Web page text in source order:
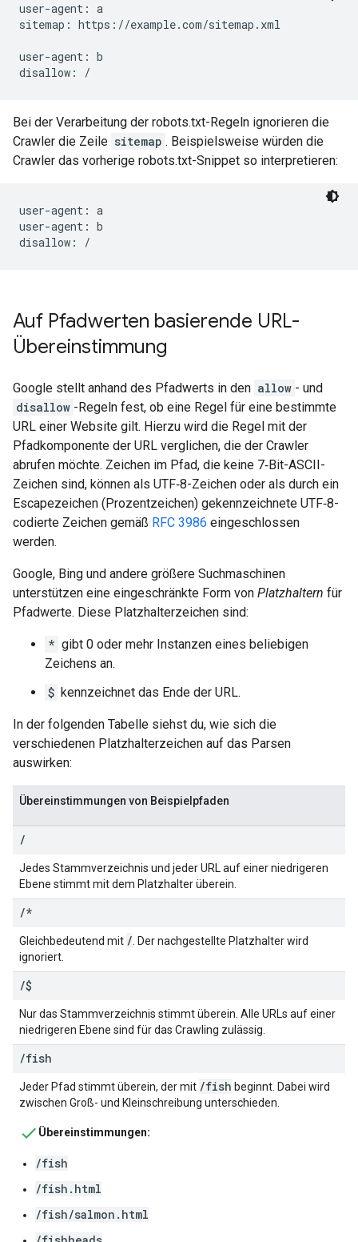
user-agent: a
sitemap: https://example.com/sitemap.xml
user-agent: b
disallow: /
Bei der Verarbeitung der robots.txt-Regeln ignorieren die
Crawler die Zeile sitemap . Beispielsweise würden die
Crawler das vorherige robots.txt-Snippet so interpretieren:
user-agent: a
user-agent: b
disallow: /
Auf Pfadwerten basierende URL-
Übereinstimmung
Google stellt anhand des Pfadwerts in den allow - und
disallow -Regeln fest, ob eine Regel für eine bestimmte
URL einer Website gilt. Hierzu wird die Regel mit der
Pfadkomponente der URL verglichen, die der Crawler
abrufen möchte. Zeichen im Pfad, die keine 7‑Bit-ASCII-
Zeichen sind, können als UTF‑8-Zeichen oder als durch ein
Escapezeichen (Prozentzeichen) gekennzeichnete UTF‑8-
codierte Zeichen gemäß RFC 3986 eingeschlossen
werden.
Google, Bing und andere größere Suchmaschinen
unterstützen eine eingeschränkte Form von Platzhaltern für
Pfadwerte. Diese Platzhalterzeichen sind:
* gibt 0 oder mehr Instanzen eines beliebigen
Zeichens an.
$ kennzeichnet das Ende der URL.
In der folgenden Tabelle siehst du, wie sich die
verschiedenen Platzhalterzeichen auf das Parsen
auswirken:
Übereinstimmungen von Beispielpfaden
/
Jedes Stammverzeichnis und jeder URL auf einer niedrigeren
Ebene stimmt mit dem Platzhalter überein.
/*
Gleichbedeutend mit / . Der nachgestellte Platzhalter wird
ignoriert.
/$
Nur das Stammverzeichnis stimmt überein. Alle URLs auf einer
niedrigeren Ebene sind für das Crawling zulässig.
/fish
Jeder Pfad stimmt überein, der mit /fish beginnt. Dabei wird
zwischen Groß- und Kleinschreibung unterschieden.
Übereinstimmungen:
/fish
/fish.html
/fish/salmon.html